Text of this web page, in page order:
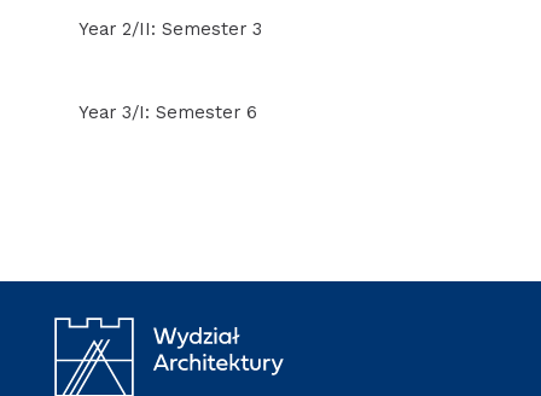
Year 2/II: Semester 3
Year 3/I: Semester 6